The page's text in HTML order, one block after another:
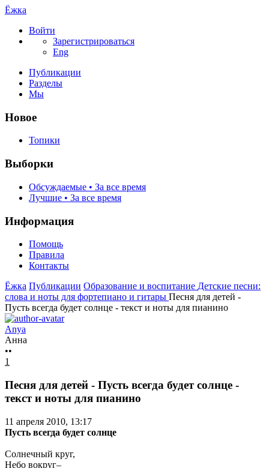
Ёжка
Войти
Зарегистрироваться
Eng
Публикации
Разделы
Мы
Новое
Топики
Выборки
Обсуждаемые • За все время
Лучшие • За все время
Информация
Помощь
Правила
Контакты
Ёжка Публикации Образование и воспитание Детские песни:
слова и ноты для фортепиано и гитары Песня для детей -
Пусть всегда будет солнце - текст и ноты для пианино
Anya
Анна
••
1
Песня для детей - Пусть всегда будет солнце -
текст и ноты для пианино
11 апреля 2010, 13:17
Пусть всегда будет солнце
Солнечный круг,
Небо вокруг–